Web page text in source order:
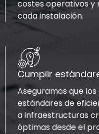
costes operativos y
cada instalación.
Cumplir
Aseguramos que
estándares de
a infraestructuras
óptimas desde el